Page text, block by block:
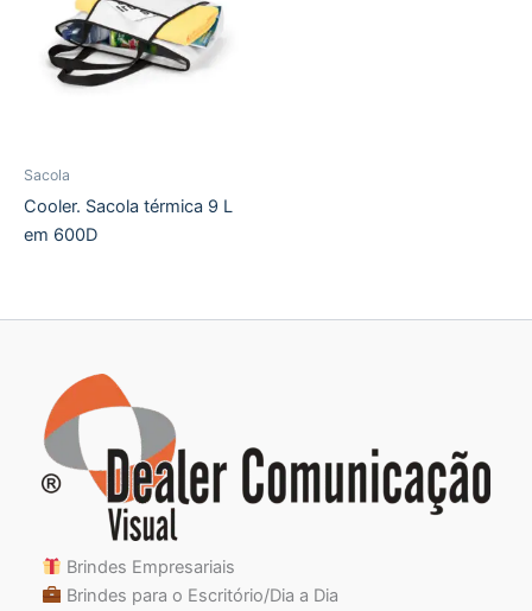
Sacola
Cooler. Sacola térmica 9 L
em 600D
Brindes Empresariais
Brindes para o Escritório/Dia a Dia